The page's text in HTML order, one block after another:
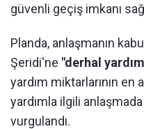
güvenli geçiş imkanı
Planda, anlaşmanın
Şeridi'ne "derhal
yardım miktarlarının
yardımla ilgili
vurgulandı.